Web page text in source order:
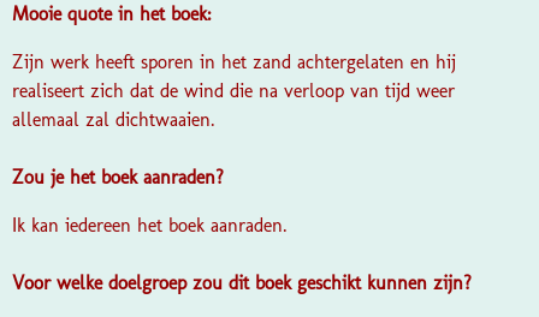
Mooie quote in het boek:
Zijn werk heeft sporen in het zand achtergelaten en hij
realiseert zich dat de wind die na verloop van tijd weer
allemaal zal dichtwaaien.
Zou je het boek aanraden?
Ik kan iedereen het boek aanraden.
Voor welke doelgroep zou dit boek geschikt kunnen zijn?